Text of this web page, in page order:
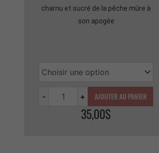
charnu et sucré de la pêche mûre à
son apogée
- + AJOUTER AU PANIER
35,00$